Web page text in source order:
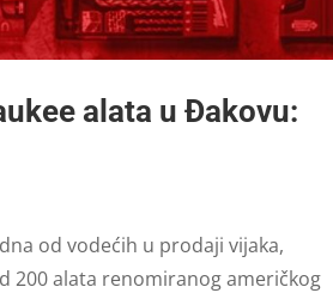
alata u Đakovu:
od vodećih u prodaji vijaka,
200 alata renomiranog američkog